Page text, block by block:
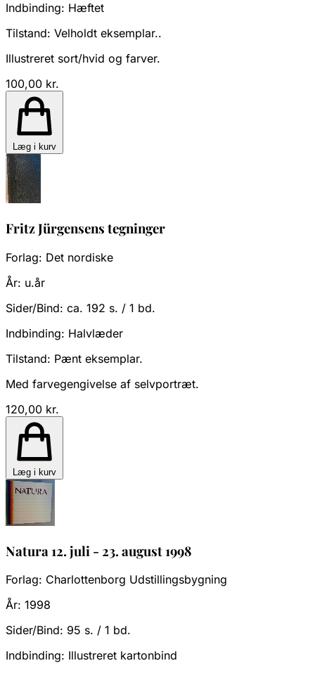
Indbinding: Hæftet
Tilstand: Velholdt eksemplar..
Illustreret sort/hvid og farver.
100,00 kr.
Læg i kurv
Fritz Jürgensens tegninger
Forlag: Det nordiske
År: u.år
Sider/Bind: ca. 192 s. / 1 bd.
Indbinding: Halvlæder
Tilstand: Pænt eksemplar.
Med farvegengivelse af selvportræt.
120,00 kr.
Læg i kurv
Natura 12. juli - 23. august 1998
Forlag: Charlottenborg Udstillingsbygning
År: 1998
Sider/Bind: 95 s. / 1 bd.
Indbinding: Illustreret kartonbind